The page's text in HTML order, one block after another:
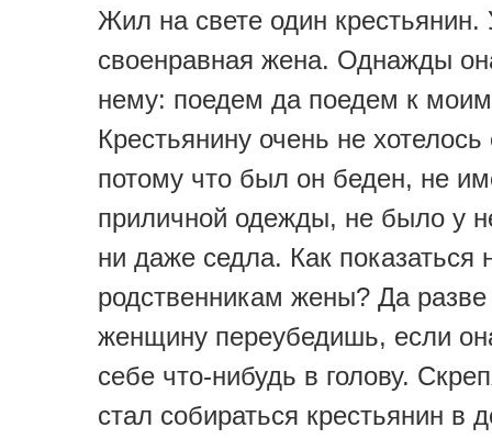
Жил на свете один крестьянин.
своенравная жена. Однажды
нему: поедем да поедем к
Крестьянину очень не хотелось
потому что был он беден, не
приличной одежды, не было у
ни даже седла. Как показаться
родственникам жены? Да
женщину переубедишь, если
себе что-нибудь в голову.
стал собираться крестьянин в